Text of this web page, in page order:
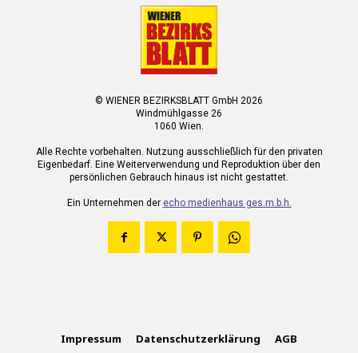
© WIENER BEZIRKSBLATT GmbH 2026
Windmühlgasse 26
1060 Wien.
Alle Rechte vorbehalten. Nutzung ausschließlich für den privaten
Eigenbedarf. Eine Weiterverwendung und Reproduktion über den
persönlichen Gebrauch hinaus ist nicht gestattet.
Ein Unternehmen der echo medienhaus ges.m.b.h.
Impressum Datenschutzerklärung AGB